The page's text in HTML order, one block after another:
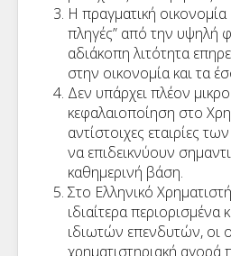
Η πραγματική οικονομία
πληγές” από την υψηλή
αδιάκοπη λιτότητα
στην οικονομία και τα
Δεν υπάρχει πλέον
κεφαλαιοποίηση στο
αντίστοιχες εταιρίες
να επιδεικνύουν
καθημερινή βάση.
Στο Ελληνικό
ιδιαίτερα περιορισμένα
ιδιωτών επενδυτών, οι
χρηματιστηριακή αγορά